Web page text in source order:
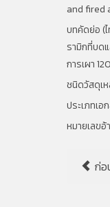
and fired
บทคัดย่อ (
รามิกที่บด
การเผา
ชนิดวัสดุเ
ประเภทเ
หมายเลข
ก่อ